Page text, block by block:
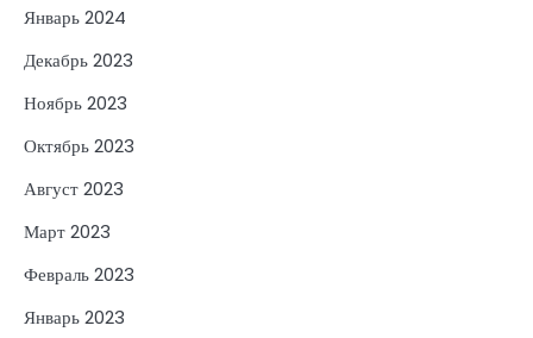
Январь 2024
Декабрь 2023
Ноябрь 2023
Октябрь 2023
Август 2023
Март 2023
Февраль 2023
Январь 2023